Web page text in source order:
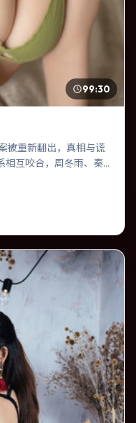
99:30
被重新翻出，真相与谎
相互咬合，周冬雨、秦
在长镜头中积蓄张
真实质感。